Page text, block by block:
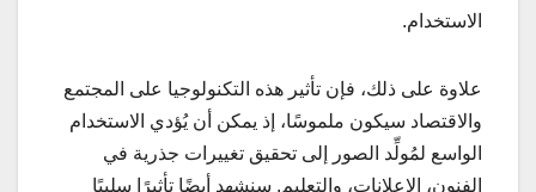
الاستخدام.
علاوة على ذلك، فإن تأثير هذه التكنولوجيا على المجتمع
والاقتصاد سيكون ملموسًا، إذ يمكن أن يُؤدي الاستخدام
الواسع لمُولِّد الصور إلى تحقيق تغييرات جذرية في
الفنون، الإعلانات، والتعليم. سنشهد أيضًا تأثيرًا سلبيًا